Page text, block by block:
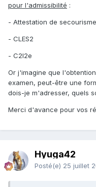
pour l'admissibilité :
- Attestation de secourisme
- CLES2
- C2I2e
Or j'imagine que
examen, peut-être une
dois-je m'adresser, quels
Merci d'avance pour vos
Hyuga42
Posté(e) 25 juillet